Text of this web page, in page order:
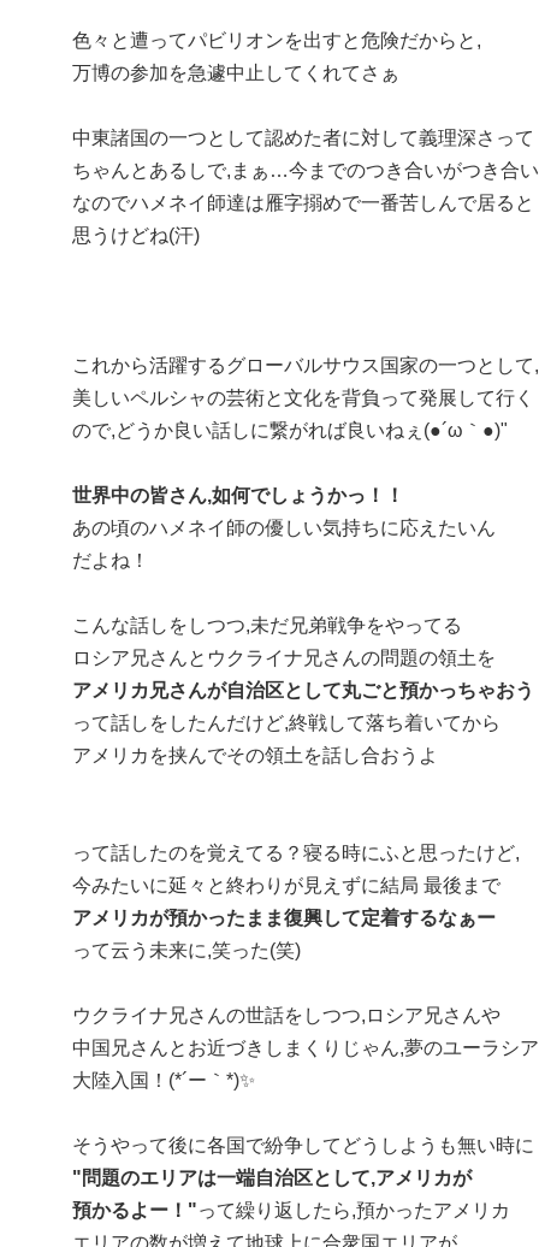
色々と遭ってパビリオンを出すと危険だからと,
万博の参加を急遽中止してくれてさぁ
中東諸国の一つとして認めた者に対して義理深さって
ちゃんとあるしで,まぁ…今までのつき合いがつき合い
なのでハメネイ師達は雁字搦めで一番苦しんで居ると
思うけどね(汗)
これから活躍するグローバルサウス国家の一つとして,
美しいペルシャの芸術と文化を背負って発展して行く
ので,どうか良い話しに繋がれば良いねぇ(●´ω｀●)"
世界中の皆さん,如何でしょうかっ！！
あの頃のハメネイ師の優しい気持ちに応えたいん
だよね！
こんな話しをしつつ,未だ兄弟戦争をやってる
ロシア兄さんとウクライナ兄さんの問題の領土を
アメリカ兄さんが自治区として丸ごと預かっちゃおう
って話しをしたんだけど,終戦して落ち着いてから
アメリカを挟んでその領土を話し合おうよ
って話したのを覚えてる？寝る時にふと思ったけど,
今みたいに延々と終わりが見えずに結局 最後まで
アメリカが預かったまま復興して定着するなぁー
って云う未来に,笑った(笑)
ウクライナ兄さんの世話をしつつ,ロシア兄さんや
中国兄さんとお近づきしまくりじゃん,夢のユーラシア
大陸入国！(*´ー｀*)✨
そうやって後に各国で紛争してどうしようも無い時に
"問題のエリアは一端自治区として,アメリカが
預かるよー！"って繰り返したら,預かったアメリカ
エリアの数が増えて地球上に合衆国エリアが